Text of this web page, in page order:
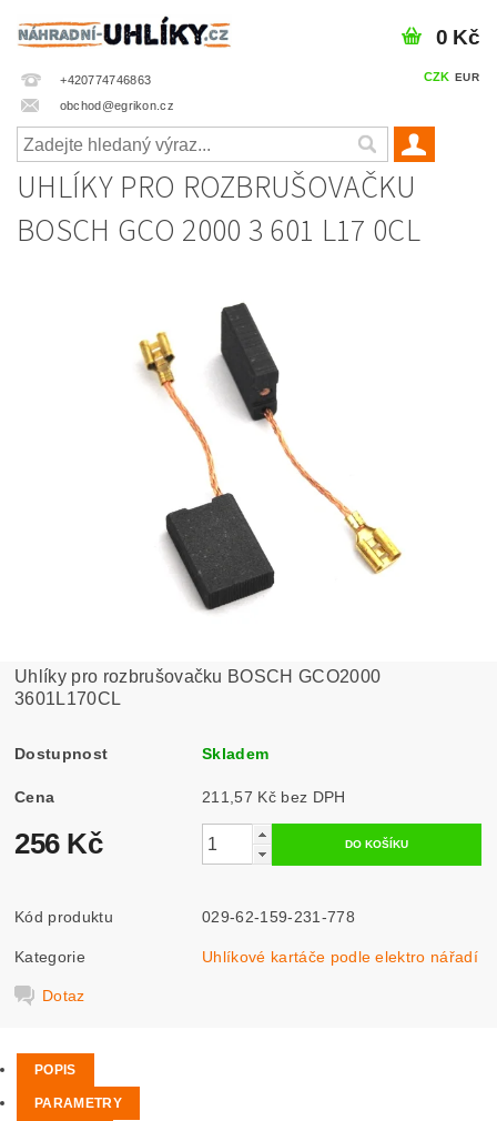
+420774746863
obchod@egrikon.cz
CZK EUR
0 Kč
UHLÍKY PRO ROZBRUŠOVAČKU
BOSCH GCO 2000 3 601 L17 0CL
Uhlíky pro rozbrušovačku BOSCH GCO2000
3601L170CL
Dostupnost Skladem
Cena 211,57 Kč bez DPH
256 Kč
Kód produktu 029-62-159-231-778
Kategorie Uhlíkové kartáče podle elektro nářadí
Dotaz
POPIS
PARAMETRY